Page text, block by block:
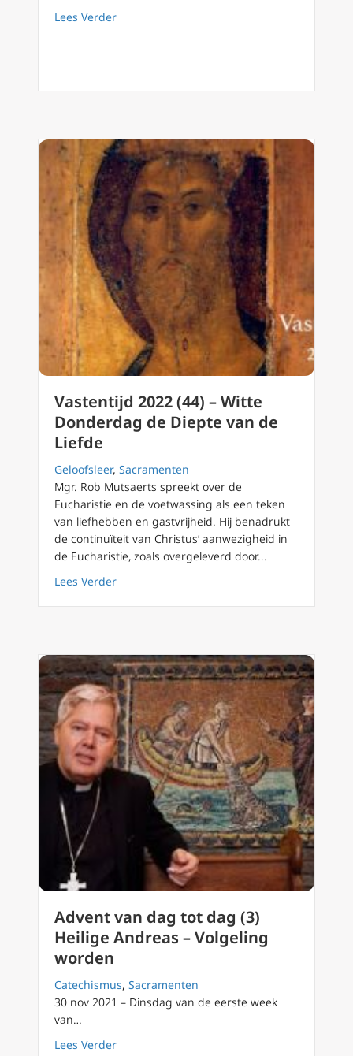
Lees Verderabout ‘Seminaries moeten screening en
Vastentijd 2022 (44) – Witte
Donderdag de Diepte van de
Liefde
Geloofsleer, Sacramenten
Mgr. Rob Mutsaerts spreekt over de
Eucharistie en de voetwassing als een teken
van liefhebben en gastvrijheid. Hij benadrukt
de continuïteit van Christus’ aanwezigheid in
de Eucharistie, zoals overgeleverd door...
Lees Verderabout Vastentijd 2022 (44) – Witte
Advent van dag tot dag (3)
Heilige Andreas – Volgeling
worden
Catechismus, Sacramenten
30 nov 2021 – Dinsdag van de eerste week
van…
Lees Verderabout Advent van dag tot dag (3) Heilige